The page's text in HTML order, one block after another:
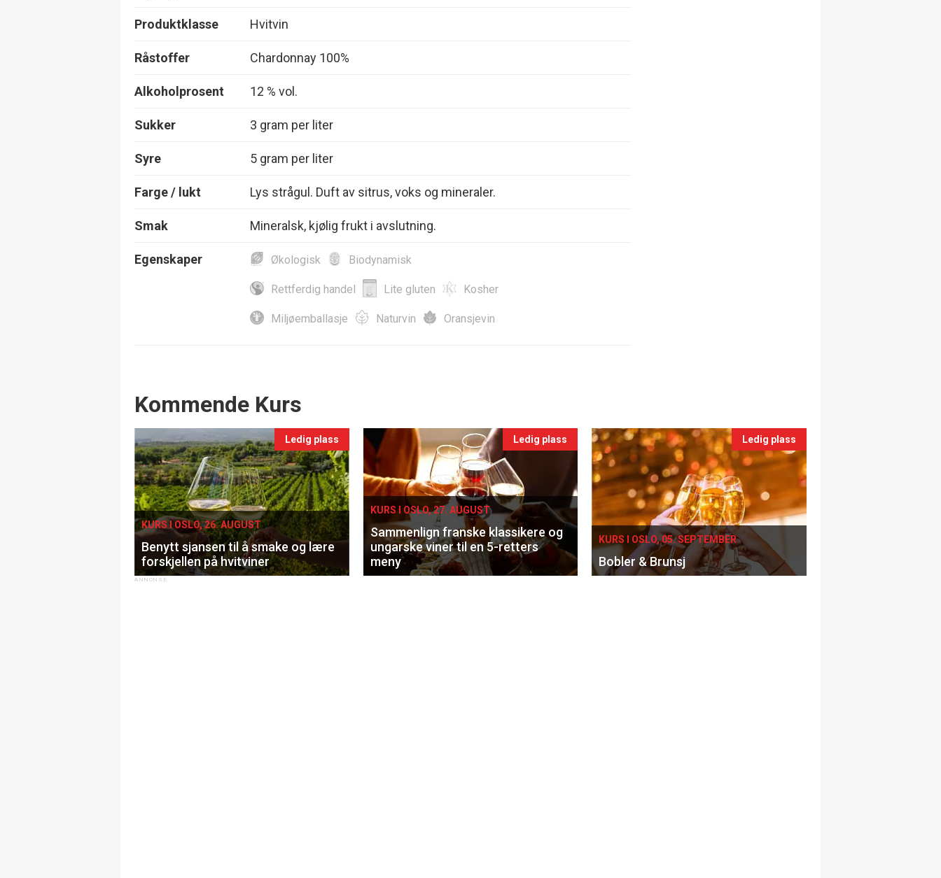
Produktklasse Hvitvin
Råstoffer Chardonnay 100%
Alkoholprosent 12 % vol.
Sukker 3 gram per liter
Syre 5 gram per liter
Farge / lukt Lys strågul. Duft av sitrus, voks og mineraler.
Smak Mineralsk, kjølig frukt i avslutning.
Egenskaper Økologisk Biodynamisk
Rettferdig handel Lite gluten Kosher
Miljøemballasje Naturvin Oransjevin
Events
Kommende Kurs
Ledig plass
KURS I OSLO, 26. AUGUST
Benytt sjansen til å smake og lære
forskjellen på hvitviner
Ledig plass
KURS I OSLO, 27. AUGUST
Sammenlign franske klassikere og
ungarske viner til en 5-retters
meny
Ledig plass
KURS I OSLO, 05. SEPTEMBER
Bobler & Brunsj